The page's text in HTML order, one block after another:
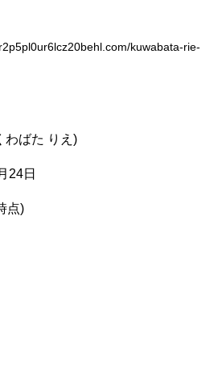
kuwabata-rie-
ばた りえ)
24日
点)